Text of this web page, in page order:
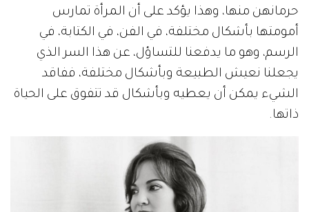
حرمانهن منها، وهذا يؤكد على أن المرأة تمارس
أمومتها بأشكال مختلفة، في الفن، في الكتابة، في
الرسم، وهو ما يدفعنا للتساؤل، عن هذا السر الذي
يجعلنا نعيش الطبيعة وبأشكال مختلفة، ففاقد
الشيء يمكن أن يعطيه وبأشكال قد تتفوق على الحياة
ذاتها.